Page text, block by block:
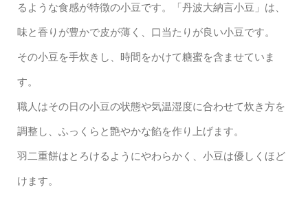
るような食感が特徴の小豆です。「丹波大納言小豆」は、
味と香りが豊かで皮が薄く、口当たりが良い小豆です。
その小豆を手炊きし、時間をかけて糖蜜を含ませていま
す。
職人はその日の小豆の状態や気温湿度に合わせて炊き方を
調整し、ふっくらと艶やかな餡を作り上げます。
羽二重餅はとろけるようにやわらかく、小豆は優しくほど
けます。